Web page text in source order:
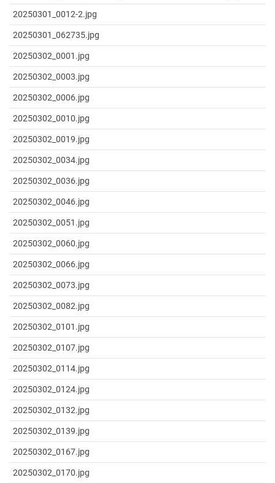
20250301_0012-2.jpg
20250301_062735.jpg
20250302_0001.jpg
20250302_0003.jpg
20250302_0006.jpg
20250302_0010.jpg
20250302_0019.jpg
20250302_0034.jpg
20250302_0036.jpg
20250302_0046.jpg
20250302_0051.jpg
20250302_0060.jpg
20250302_0066.jpg
20250302_0073.jpg
20250302_0082.jpg
20250302_0101.jpg
20250302_0107.jpg
20250302_0114.jpg
20250302_0124.jpg
20250302_0132.jpg
20250302_0139.jpg
20250302_0167.jpg
20250302_0170.jpg